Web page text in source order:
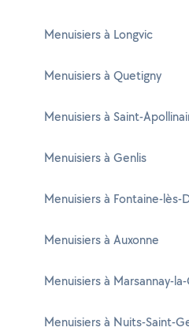
Menuisiers à Longvic
Menuisiers à Quetigny
Menuisiers à Saint-
Menuisiers à Genlis
Menuisiers à Fontaine-lès-
Menuisiers à Auxonne
Menuisiers à Marsannay-
Menuisiers à Nuits-Saint-